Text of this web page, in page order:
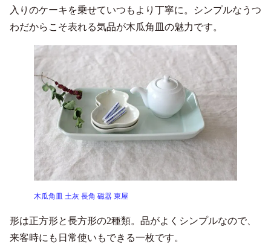
入りのケーキを乗せていつもより丁寧に。シンプルなうつ
わだからこそ表れる気品が木瓜角皿の魅力です。
木瓜角皿 土灰 長角 磁器 東屋
形は正方形と長方形の2種類。品がよくシンプルなので、
来客時にも日常使いもできる一枚です。